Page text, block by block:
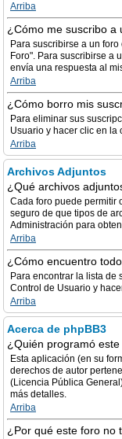
Arriba
¿Cómo me suscribo a
Para suscribirse a un
Foro". Para suscribirse a
envía una respuesta al
Arriba
¿Cómo borro mis
Para eliminar sus
Usuario y hacer clic en la
Arriba
Archivos Adjuntos
¿Qué archivos
Cada foro puede permitir
seguro de que tipos de
Administración para
Arriba
¿Cómo encuentro
Para encontrar la lista de
Control de Usuario y
Arriba
Acerca de phpBB3
¿Quién programó
Esta aplicación (en su
derechos de autor
(Licencia Pública
más detalles.
Arriba
¿Por qué este foro no